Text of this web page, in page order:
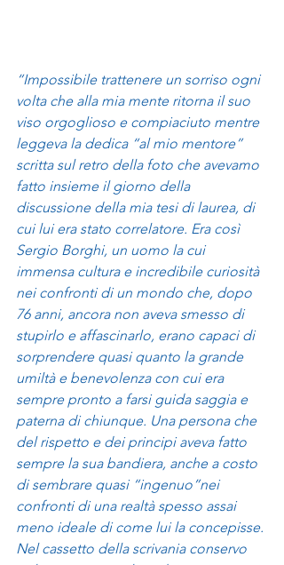
“Impossibile trattenere un sorriso ogni
volta che alla mia mente ritorna il suo
viso orgoglioso e compiaciuto mentre
leggeva la dedica “al mio mentore”
scritta sul retro della foto che avevamo
fatto insieme il giorno della
discussione della mia tesi di laurea, di
cui lui era stato correlatore. Era così
Sergio Borghi, un uomo la cui
immensa cultura e incredibile curiosità
nei confronti di un mondo che, dopo
76 anni, ancora non aveva smesso di
stupirlo e affascinarlo, erano capaci di
sorprendere quasi quanto la grande
umiltà e benevolenza con cui era
sempre pronto a farsi guida saggia e
paterna di chiunque. Una persona che
del rispetto e dei principi aveva fatto
sempre la sua bandiera, anche a costo
di sembrare quasi “ingenuo”nei
confronti di una realtà spesso assai
meno ideale di come lui la concepisse.
Nel cassetto della scrivania conservo